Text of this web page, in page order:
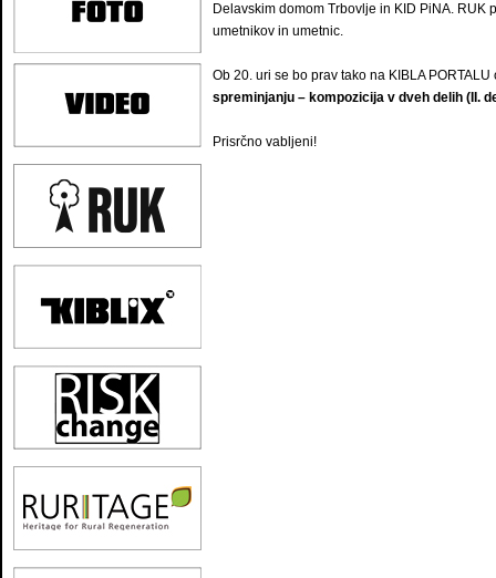
Delavskim domom Trbovlje in KID PiNA.
umetnikov in umetnic.
Ob 20. uri se bo prav tako na KIBLA
spreminjanju – kompozicija v dveh delih (II.
Prisrčno vabljeni!